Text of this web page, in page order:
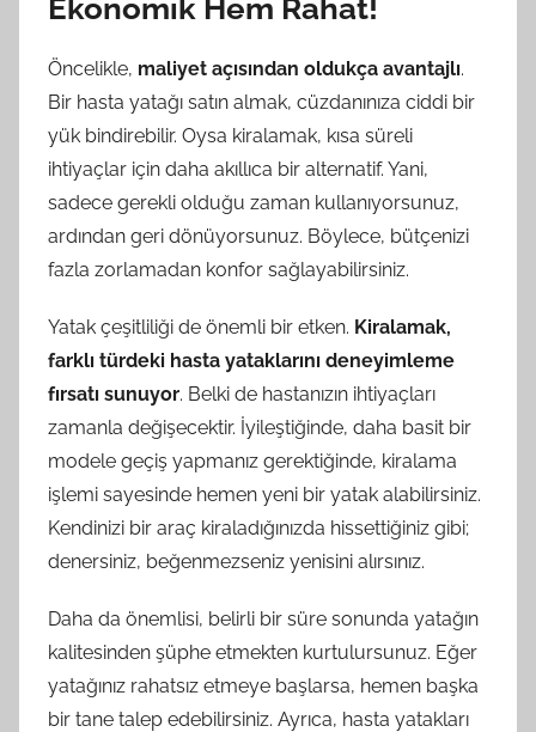
Ekonomik Hem Rahat!
Öncelikle, maliyet açısından oldukça avantajlı.
Bir hasta yatağı satın almak, cüzdanınıza ciddi bir
yük bindirebilir. Oysa kiralamak, kısa süreli
ihtiyaçlar için daha akıllıca bir alternatif. Yani,
sadece gerekli olduğu zaman kullanıyorsunuz,
ardından geri dönüyorsunuz. Böylece, bütçenizi
fazla zorlamadan konfor sağlayabilirsiniz.
Yatak çeşitliliği de önemli bir etken. Kiralamak,
farklı türdeki hasta yataklarını deneyimleme
fırsatı sunuyor. Belki de hastanızın ihtiyaçları
zamanla değişecektir. İyileştiğinde, daha basit bir
modele geçiş yapmanız gerektiğinde, kiralama
işlemi sayesinde hemen yeni bir yatak alabilirsiniz.
Kendinizi bir araç kiraladığınızda hissettiğiniz gibi;
denersiniz, beğenmezseniz yenisini alırsınız.
Daha da önemlisi, belirli bir süre sonunda yatağın
kalitesinden şüphe etmekten kurtulursunuz. Eğer
yatağınız rahatsız etmeye başlarsa, hemen başka
bir tane talep edebilirsiniz. Ayrıca, hasta yatakları